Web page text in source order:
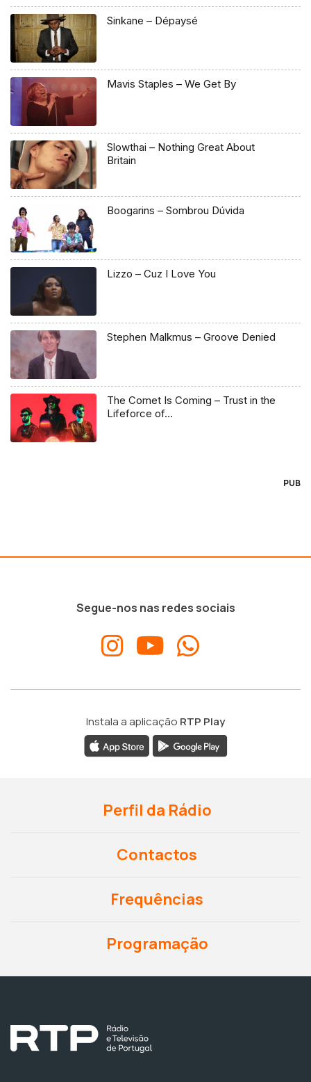
Sinkane – Dépaysé
Mavis Staples – We Get By
Slowthai – Nothing Great About
Britain
Boogarins – Sombrou Dúvida
Lizzo – Cuz I Love You
Stephen Malkmus – Groove Denied
The Comet Is Coming – Trust in the
Lifeforce of…
PUB
Segue-nos nas redes sociais
Instala a aplicação RTP Play
Perfil da Rádio
Contactos
Frequências
Programação